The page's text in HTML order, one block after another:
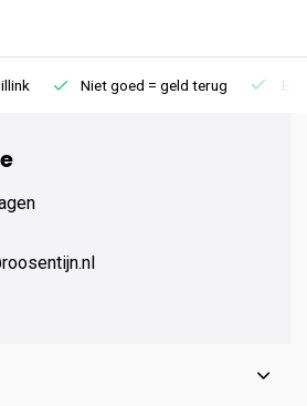
Niet goed = geld terug